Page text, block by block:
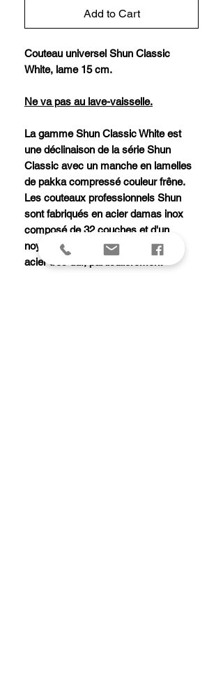
Add to Cart
Couteau universel Shun Classic
White, lame 15 cm.
Ne va pas au lave-vaisselle.
La gamme Shun Classic White est
une déclinaison de la série Shun
Classic avec un manche en lamelles
de pakka compressé couleur frêne.
Les couteaux professionnels Shun
sont fabriqués en acier damas inox
composé de 32 couches et d'un
noyau central en acier VG-10. Cet
acier très dur, particulièrement